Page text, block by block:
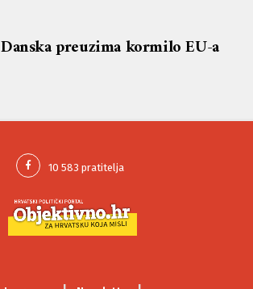
Danska preuzima kormilo EU-a